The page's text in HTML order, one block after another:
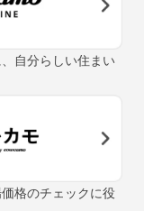
自分らしい住まい
格のチェックに役